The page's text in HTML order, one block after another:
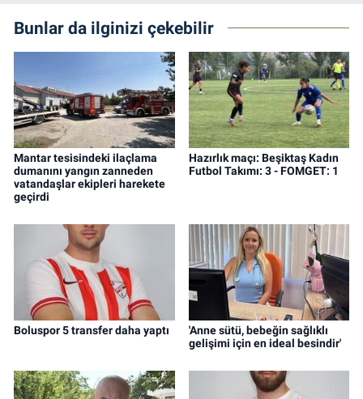
Bunlar da ilginizi çekebilir
Mantar tesisindeki ilaçlama
dumanını yangın zanneden
vatandaşlar ekipleri harekete
geçirdi
Hazırlık maçı: Beşiktaş Kadın
Futbol Takımı: 3 - FOMGET: 1
Boluspor 5 transfer daha yaptı
'Anne sütü, bebeğin sağlıklı
gelişimi için en ideal besindir'